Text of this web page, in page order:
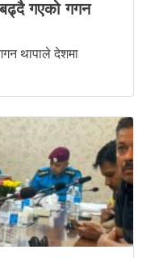
गएको गगन
थापाले देशमा